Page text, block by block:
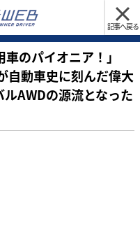
記事へ戻る
のパイオニア！」
自動車史に刻んだ偉大
AWDの源流となった